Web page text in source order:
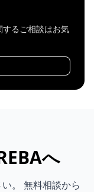
るご相談はお気
へ
。 無料相談から